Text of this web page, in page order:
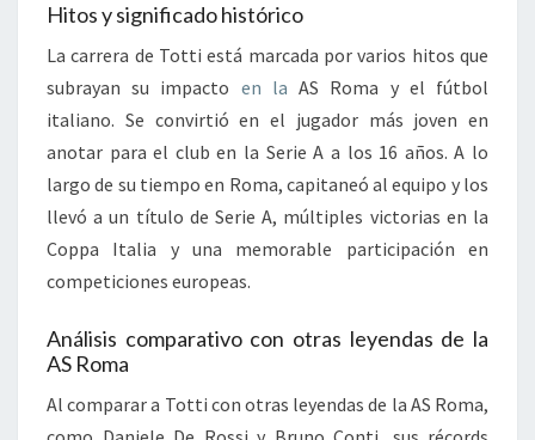
Hitos y significado histórico
La carrera de Totti está marcada por varios hitos que
subrayan su impacto en la AS Roma y el fútbol
italiano. Se convirtió en el jugador más joven en
anotar para el club en la Serie A a los 16 años. A lo
largo de su tiempo en Roma, capitaneó al equipo y los
llevó a un título de Serie A, múltiples victorias en la
Coppa Italia y una memorable participación en
competiciones europeas.
Análisis comparativo con otras leyendas de la
AS Roma
Al comparar a Totti con otras leyendas de la AS Roma,